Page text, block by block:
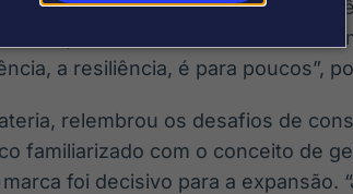
estratégica. Na sua visão, a
empreende. “Ter uma ideia todo
a resiliência, é para poucos”,
relembrou os desafios de
familiarizado com o conceito de
foi decisivo para a expansão.